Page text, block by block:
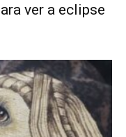
ver a eclipse